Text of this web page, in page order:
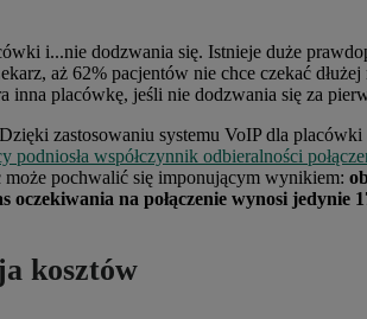
i...nie dodzwania się. Istnieje duże
aż 62% pacjentów nie chce czekać
inna placówkę, jeśli nie dodzwania się za
zastosowaniu systemu VoIP dla
podniosła współczynnik odbieralności
pochwalić się imponującym wynikiem:
oczekiwania na połączenie wynosi jedynie
kosztów